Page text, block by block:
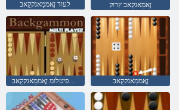
לעוד ןָאממַאגקקַאב ןַאמַאגקַאב ץרוק
רעַיילּפיטלומ ןָאממַאגקקַאב ןָאממַאגקקַאב